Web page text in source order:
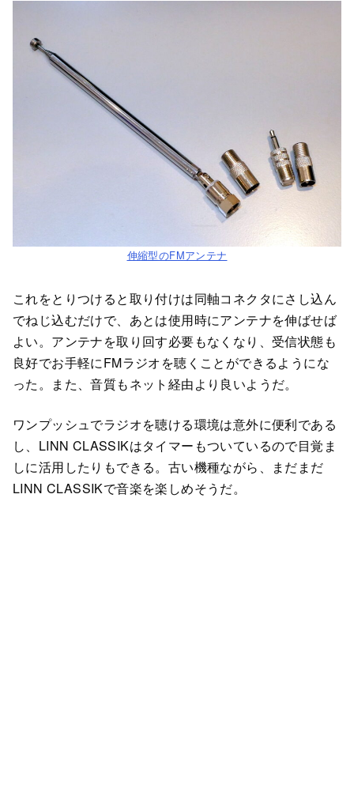
伸縮型のFMアンテナ
これをとりつけると取り付けは同軸コネクタにさし込ん
でねじ込むだけで、あとは使用時にアンテナを伸ばせば
よい。アンテナを取り回す必要もなくなり、受信状態も
良好でお手軽にFMラジオを聴くことができるようにな
った。また、音質もネット経由より良いようだ。
ワンプッシュでラジオを聴ける環境は意外に便利である
し、LINN CLASSIKはタイマーもついているので目覚ま
しに活用したりもできる。古い機種ながら、まだまだ
LINN CLASSIKで音楽を楽しめそうだ。